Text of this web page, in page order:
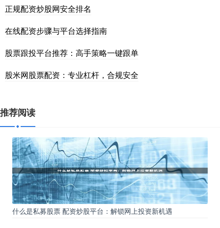
正规配资炒股网安全排名
在线配资步骤与平台选择指南
股票跟投平台推荐：高手策略一键跟单
股米网股票配资：专业杠杆，合规安全
推荐阅读
什么是私募股票 配资炒股平台：解锁网上投资新机遇